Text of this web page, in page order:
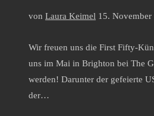
von Laura Keimel 15. November
Wir freuen uns die First Fifty-
uns im Mai in Brighton bei The
werden! Darunter der gefeierte
der…